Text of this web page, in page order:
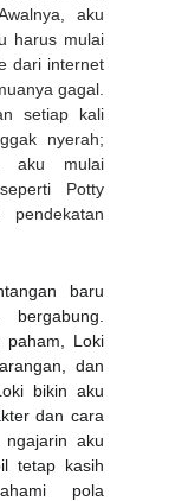
aku
harus mulai
dari internet
gagal.
setiap kali
nyerah;
aku mulai
Potty
baru
paham, Loki
dan
bikin aku
dan cara
aku
tetap kasih
pola